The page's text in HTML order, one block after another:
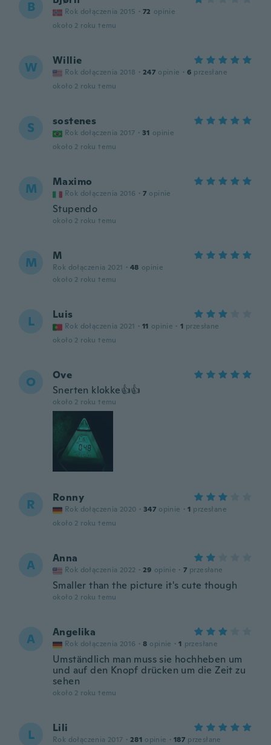
B Rok dołączenia 2015 · 72 opinie
około 2 roku temu
W Willie
Rok dołączenia 2018 · 247 opinie · 6 przesłane
około 2 roku temu
S sostenes
Rok dołączenia 2017 · 31 opinie
około 2 roku temu
M Maximo
Rok dołączenia 2016 · 7 opinie
Stupendo
około 2 roku temu
M M
Rok dołączenia 2021 · 48 opinie
około 2 roku temu
L Luis
Rok dołączenia 2021 · 11 opinie · 1 przesłane
około 2 roku temu
O
Ove
Snerten klokke👍👍
około 2 roku temu
R Ronny
Rok dołączenia 2020 · 347 opinie · 1 przesłane
około 2 roku temu
A Anna
Rok dołączenia 2022 · 29 opinie · 7 przesłane
Smaller than the picture it's cute though
około 2 roku temu
A Angelika
Rok dołączenia 2016 · 8 opinie · 1 przesłane
Umständlich man muss sie hochheben um
und auf den Knopf drücken um die Zeit zu
sehen
około 2 roku temu
L Lili
Rok dołączenia 2017 · 281 opinie · 187 przesłane